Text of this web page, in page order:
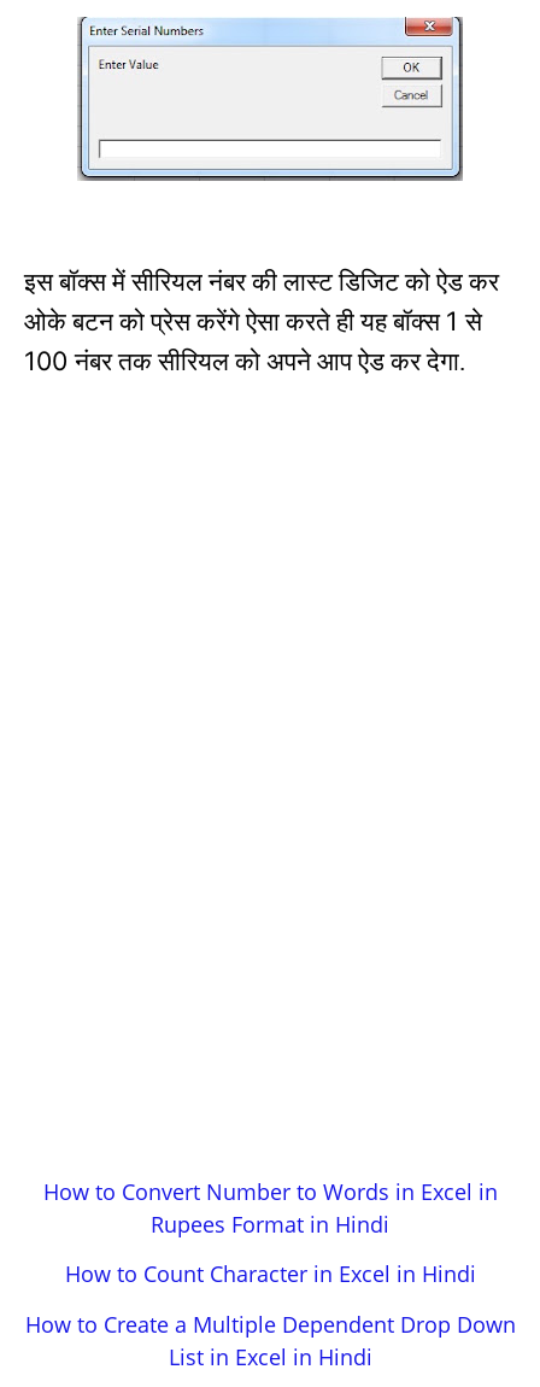
इस बॉक्स में सीरियल नंबर की लास्ट डिजिट को ऐड कर
ओके बटन को प्रेस करेंगे ऐसा करते ही यह बॉक्स 1से
100नंबर तक सीरियल को अपने आप ऐड कर देगा.
How to Convert Number to Words in Excel in
Rupees Format in Hindi
How to Count Character in Excel in Hindi
How to Create a Multiple Dependent Drop Down
List in Excel in Hindi